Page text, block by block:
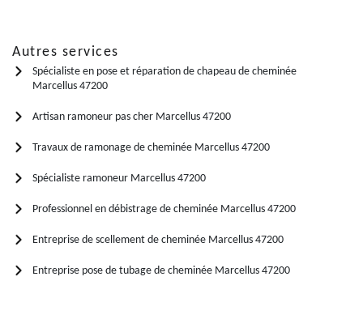
Autres services
Spécialiste en pose et réparation de chapeau de cheminée
Marcellus 47200
Artisan ramoneur pas cher Marcellus 47200
Travaux de ramonage de cheminée Marcellus 47200
Spécialiste ramoneur Marcellus 47200
Professionnel en débistrage de cheminée Marcellus 47200
Entreprise de scellement de cheminée Marcellus 47200
Entreprise pose de tubage de cheminée Marcellus 47200